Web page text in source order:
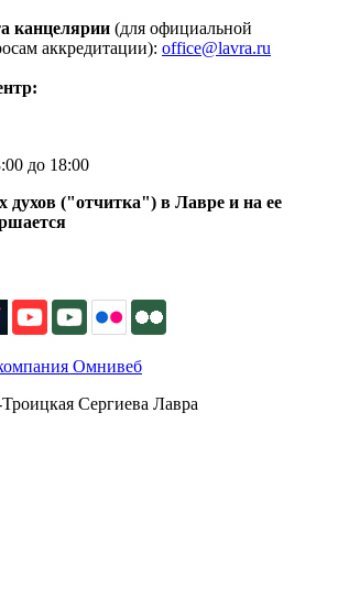
канцелярии (для официальной
аккредитации): office@lavra.ru
до 18:00
духов ("отчитка") в Лавре и на ее
Омнивеб
Сергиева Лавра